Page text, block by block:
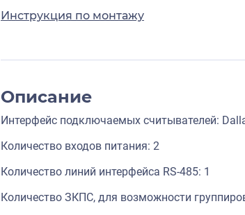
Инструкция по монтажу
Описание
Интерфейс подключаемых считывателей:
Количество входов питания: 2
Количество линий интерфейса RS-485: 1
Количество ЗКПС, для возможности